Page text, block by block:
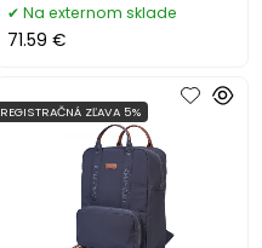
Na externom sklade
71.59 €
REGISTRAČNÁ ZĽAVA 5%